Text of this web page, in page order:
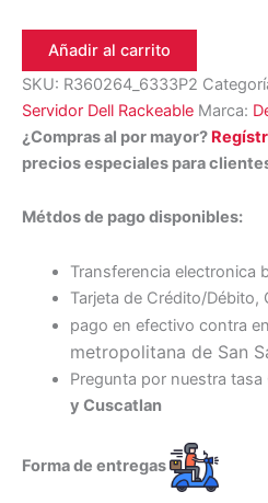
Añadir al carrito
SKU: R360264_6333P2
Servidor Dell Rackeable Marca:
¿Compras al por mayor?
precios especiales para
Métdos de pago disponibles:
Transferencia electronica
Tarjeta de Crédito/Débito,
pago en efectivo contra
metropolitana de San
Pregunta por nuestra tasa
y Cuscatlan
Forma de entregas